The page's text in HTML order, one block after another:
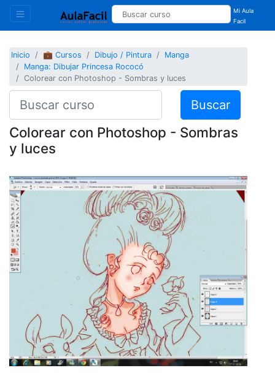
Mi Aula
Facil
Inicio 💼 Cursos Dibujo / Pintura
Manga
Manga: Dibujar Princesa Rococó
Colorear con Photoshop - Sombras y luces
Buscar
Colorear con Photoshop - Sombras
y luces